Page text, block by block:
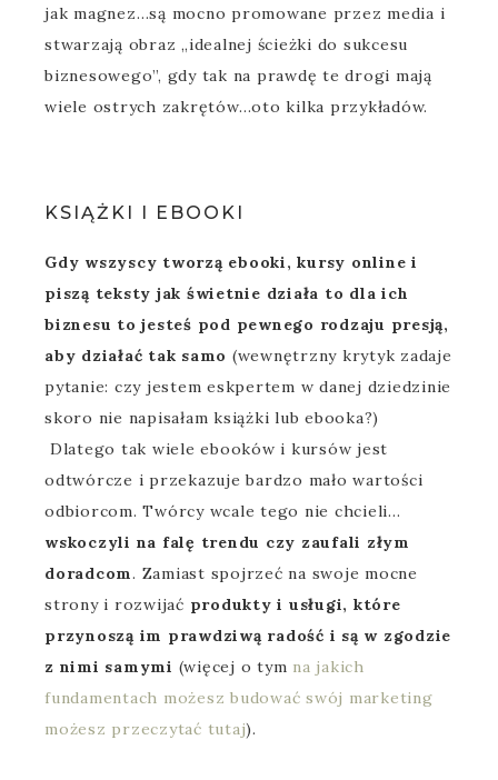
jak magnez…są mocno promowane przez media i
stwarzają obraz „idealnej ścieżki do sukcesu
biznesowego”, gdy tak na prawdę te drogi mają
wiele ostrych zakrętów…oto kilka przykładów.
KSIĄŻKI I EBOOKI
Gdy wszyscy tworzą ebooki, kursy online i
piszą teksty jak świetnie działa to dla ich
biznesu to jesteś pod pewnego rodzaju presją,
aby działać tak samo (wewnętrzny krytyk zadaje
pytanie: czy jestem eskpertem w danej dziedzinie
skoro nie napisałam książki lub ebooka?)
Dlatego tak wiele ebooków i kursów jest
odtwórcze i przekazuje bardzo mało wartości
odbiorcom. Twórcy wcale tego nie chcieli…
wskoczyli na falę trendu czy zaufali złym
doradcom. Zamiast spojrzeć na swoje mocne
strony i rozwijać produkty i usługi, które
przynoszą im prawdziwą radość i są w zgodzie
z nimi samymi (więcej o tym na jakich
fundamentach możesz budować swój marketing
możesz przeczytać tutaj).